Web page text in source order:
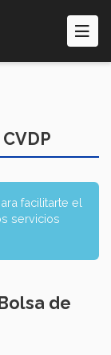
facilitarte el
servicios
de